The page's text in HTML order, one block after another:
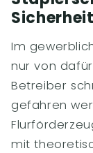
Sicherheit
Im
nur von
Betreiber
gefahren
mit